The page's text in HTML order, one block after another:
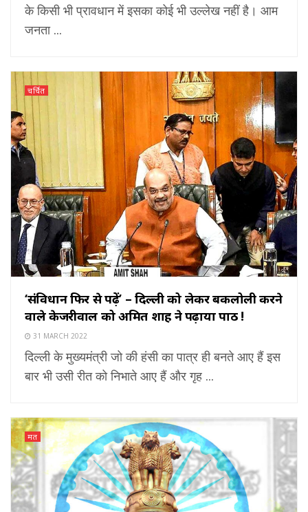
के किसी भी प्रावधान में इसका कोई भी उल्लेख नहीं है। आम
जनता ...
चर्चित
‘संविधान फिर से पढ़ें’ – दिल्ली को लेकर बकलोली करने
वाले केजरीवाल को अमित शाह ने पढ़ाया पाठ !
31 MARCH 2022
दिल्ली के मुख्यमंत्री जो की हंसी का पात्र ही बनते आए हैं इस
बार भी उसी रीत को निभाते आए हैं और गृह ...
मत